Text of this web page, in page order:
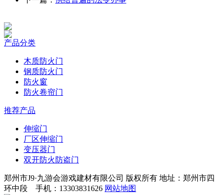
产品分类
木质防火门
钢质防火门
防火窗
防火卷帘门
推荐产品
伸缩门
厂区伸缩门
变压器门
双开防火防盗门
郑州市J9·九游会游戏建材有限公司 版权所有 地址：郑州市四
环中段 手机：13303831626 网站地图